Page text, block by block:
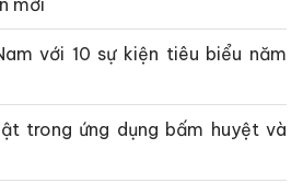
0912 953 695
Giới thiệu tòa soạn